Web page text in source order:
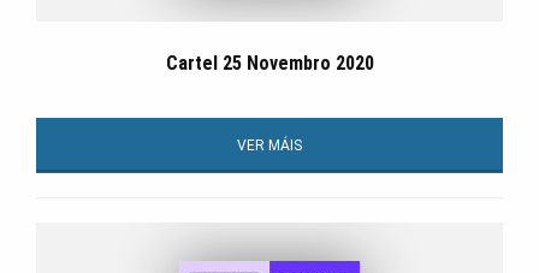
Cartel 25 Novembro 2020
VER MÁIS